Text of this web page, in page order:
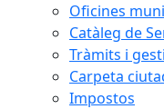
Oficines
Catàleg de
Tràmits i
Carpeta
Impostos